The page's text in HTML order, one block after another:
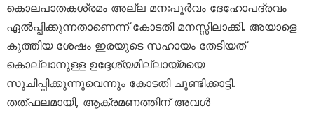
കൊലപാതകശ്രമം അല്ല മനഃപൂർവം ദേഹോപദ്രവം
ഏൽപ്പിക്കുന്നതാണെന്ന് കോടതി മനസ്സിലാക്കി. അയാളെ
കുത്തിയ ശേഷം ഇരയുടെ സഹായം തേടിയത്
കൊല്ലാനുള്ള ഉദ്ദേശ്യമില്ലായ്മയെ
സൂചിപ്പിക്കുന്നുവെന്നും കോടതി ചൂണ്ടിക്കാട്ടി.
തത്ഫലമായി, ആക്രമണത്തിന് അവൾ